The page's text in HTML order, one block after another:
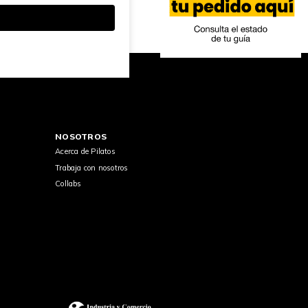
NOSOTROS
Acerca de Pilatos
Trabaja con nosotros
Collabs